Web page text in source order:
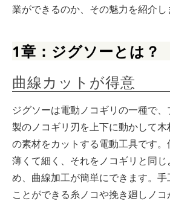
業ができるのか、その魅力を紹介し
1章：ジグソーとは？
曲線カットが得意
ジグソーは電動ノコギリの一種で
製のノコギリ刃を上下に動かして
の素材をカットする電動工具です
薄くて細く、それをノコギリと同
め、曲線加工が簡単にできます。
ことができる糸ノコや挽き廻しノ